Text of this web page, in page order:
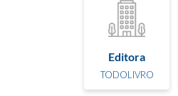
Editora
TODOLIVRO